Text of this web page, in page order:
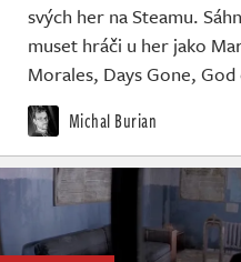
svých her na Steamu.
muset hráči u her jako
Morales, Days Gone,
Michal Burian